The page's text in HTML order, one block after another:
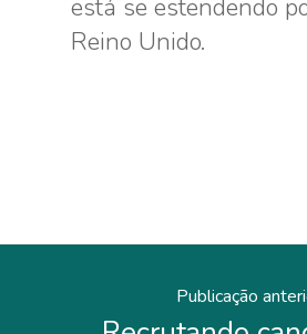
está se estendendo
Reino Unido.
Publicação